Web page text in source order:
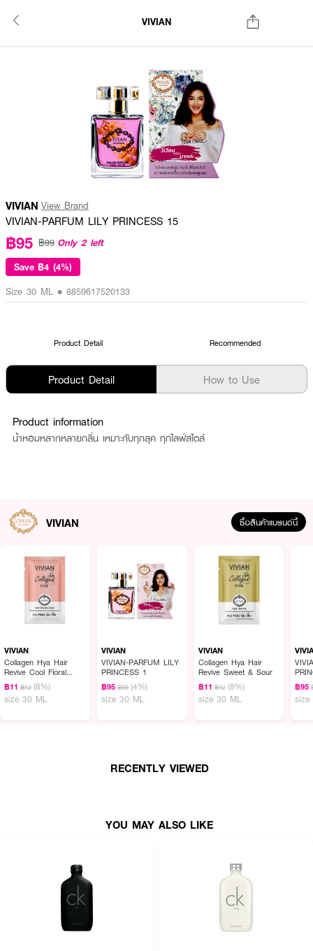
VIVIAN
VIVIAN View Brand
VIVIAN-PARFUM LILY PRINCESS 15
฿95 ฿99 Only 2 left
Save ฿4 (4%)
Size 30 ML • 8859617520133
Product Detail Recommended
Product Detail How to Use
Product information
น้ำหอมหลากหลายกลิ่น เหมาะกับทุกลุค ทุกไลฟ์สไตล์
VIVIAN ซื้อสินค้าแบรนด์นี้
VIVIAN
Collagen Hya Hair
Revive Cool Floral
Sweet ,Fruity
฿11 ฿12 (8%)
size 30 ML
VIVIAN
VIVIAN-PARFUM LILY
PRINCESS 1
฿95 ฿99 (4%)
size 30 ML
VIVIAN
Collagen Hya Hair
Revive Sweet & Sour
฿11 ฿12 (8%)
size 30 ML
฿95
size
RECENTLY VIEWED
YOU MAY ALSO LIKE